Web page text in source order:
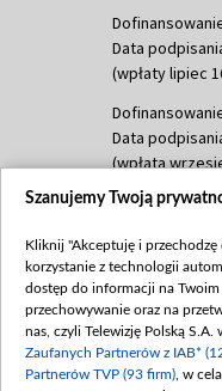
Data
(wpłaty lipiec
Data
(wpłata
Dofinansowanie
(wpłata
mln, listopad
Data
(wpłata
Szanujemy Twoją
Kliknij "Akceptuję i przechodzę
korzystanie z technologii
dostęp do informacji na
przechowywanie oraz na
nas, czyli Telewizję Polską S.A.
Zaufanych Partnerów z IAB*
Partnerów TVP (93 firm) , w